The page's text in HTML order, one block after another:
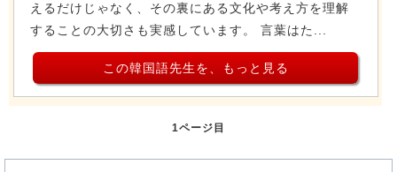
えるだけじゃなく、その裏にある文化や考え方を理解
することの大切さも実感しています。 言葉はた...
この韓国語先生を、もっと見る
1ページ目